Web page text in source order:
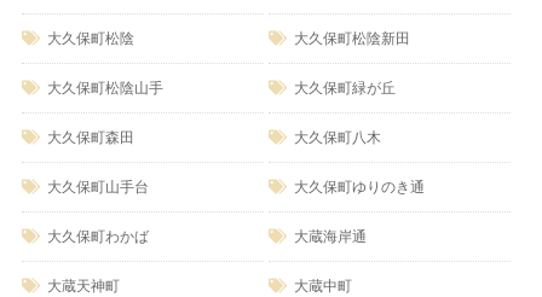
大久保町松陰 大久保町松陰新田
大久保町松陰山手 大久保町緑が丘
大久保町森田 大久保町八木
大久保町山手台 大久保町ゆりのき通
大久保町わかば 大蔵海岸通
大蔵天神町 大蔵中町